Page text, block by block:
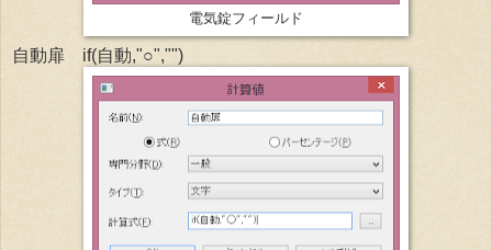
電気錠フィールド
自動扉 if(自動,"○","")